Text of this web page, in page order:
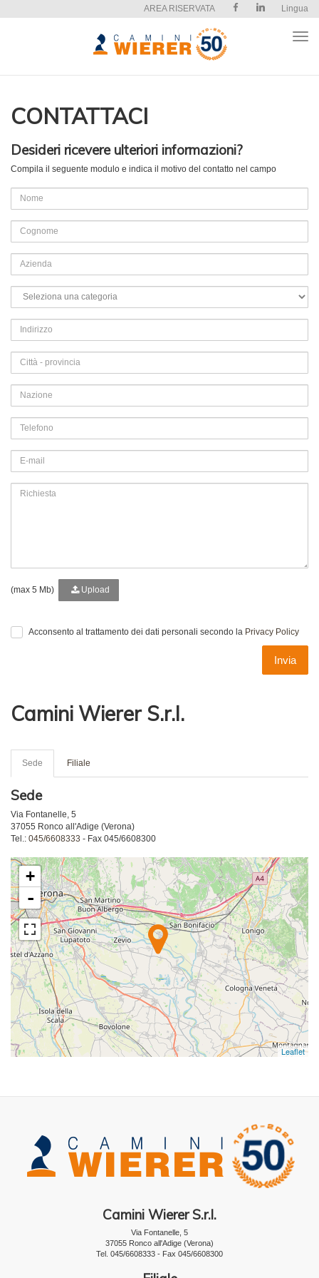
AREA RISERVATA Lingua
Apri
CONTATTACI
Desideri ricevere ulteriori informazioni?
Compila il seguente modulo e indica il motivo del contatto nel campo
(max 5 Mb) Upload
Acconsento al trattamento dei dati personali secondo la Privacy Policy
Invia
Camini Wierer S.r.l.
Sede Filiale
Sede
Via Fontanelle, 5
37055 Ronco all'Adige (Verona)
Tel.: 045/6608333 - Fax 045/6608300
+
-
Leaflet
Camini Wierer S.r.l.
Via Fontanelle, 5
37055 Ronco all'Adige (Verona)
Tel. 045/6608333 - Fax 045/6608300